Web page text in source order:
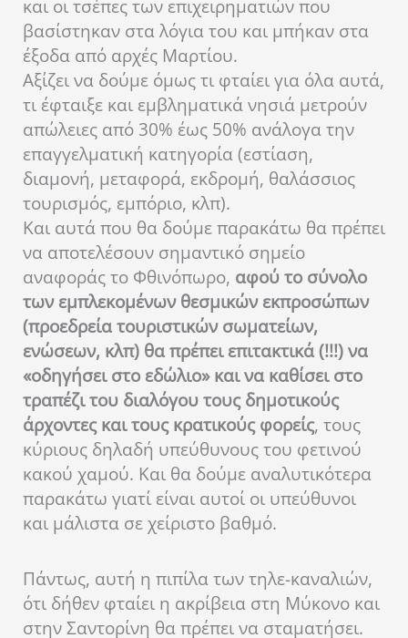
και οι τσέπες των επιχειρηματιών που
βασίστηκαν στα λόγια του και μπήκαν στα
έξοδα από αρχές Μαρτίου.
Αξίζει να δούμε όμως τι φταίει για όλα αυτά,
τι έφταιξε και εμβληματικά νησιά μετρούν
απώλειες από 30% έως 50% ανάλογα την
επαγγελματική κατηγορία (εστίαση,
διαμονή, μεταφορά, εκδρομή, θαλάσσιος
τουρισμός, εμπόριο, κλπ).
Και αυτά που θα δούμε παρακάτω θα πρέπει
να αποτελέσουν σημαντικό σημείο
αναφοράς το Φθινόπωρο, αφού το σύνολο
των εμπλεκομένων θεσμικών εκπροσώπων
(προεδρεία τουριστικών σωματείων,
ενώσεων, κλπ) θα πρέπει επιτακτικά (!!!) να
«οδηγήσει στο εδώλιο» και να καθίσει στο
τραπέζι του διαλόγου τους δημοτικούς
άρχοντες και τους κρατικούς φορείς, τους
κύριους δηλαδή υπεύθυνους του φετινού
κακού χαμού. Και θα δούμε αναλυτικότερα
παρακάτω γιατί είναι αυτοί οι υπεύθυνοι
και μάλιστα σε χείριστο βαθμό.
Πάντως, αυτή η πιπίλα των τηλε-καναλιών,
ότι δήθεν φταίει η ακρίβεια στη Μύκονο και
στην Σαντορίνη θα πρέπει να σταματήσει.